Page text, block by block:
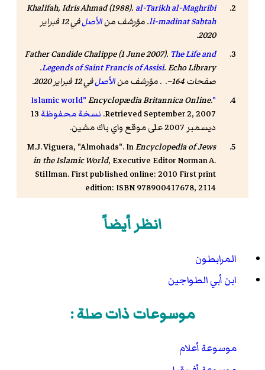
Khalifah, Idris Ahmad (1988). al-Tarikh al-Maghribi
li-madinat Sabtah. مؤرشف منالأصل
في 12 فبراير
2020.
Father Candide Chalippe (1 June 2007). The Life and
Legends of Saint Francis of Assisi
. Echo Library.
صفحات 164–. . مؤرشف من
الأصلفي 12 فبراير 2020
.
"Islamic world"
Encyclopædia Britannica Online.
Retrieved September 2, 2007. نسخة محفوظة 13
ديسمبر 2007 على موقع واي باك مشين.
M.J. Viguera, "Almohads". InEncyclopedia of Jews
in the Islamic World, Executive Editor Norman A.
Stillman. First published online: 2010 First print
edition: ISBN 978900417678, 2114
How Muslims, Jews, and Christians created a culture
of tolerance in medieval Spain
تاريخ أفريقيا العام، المجلد الثالث. ص82
Amira K. Bennison and María Ángeles Gallego.
." MEAH, sección Hebreo 56 (2007), 33-51
نسخة محفوظة
مشين.
O'Callaghan, 1975
انظر أيضاً
المرابطون
ابن أبي الطواجين
موسوعات ذات صلة :
موسوعة أعلام